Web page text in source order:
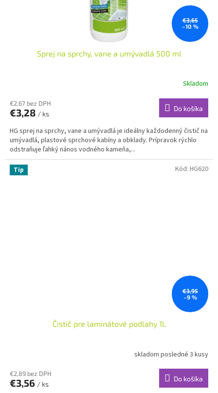
€3,65
–10 %
Sprej na sprchy, vane a umývadlá 500 ml
Skladom
€2,67 bez DPH
€3,28 / ks
Do košíka
HG sprej na sprchy, vane a umývadlá je ideálny každodenný čistič na
umývadlá, plastové sprchové kabíny a obklady. Prípravok rýchlo
odstraňuje ľahký nános vodného kameňa,...
Tip
€3,95
–9 %
Čistič pre laminátové podlahy 1L
skladom posledné 3 kusy
€2,89 bez DPH
€3,56 / ks
Do košíka
Kód: HG620